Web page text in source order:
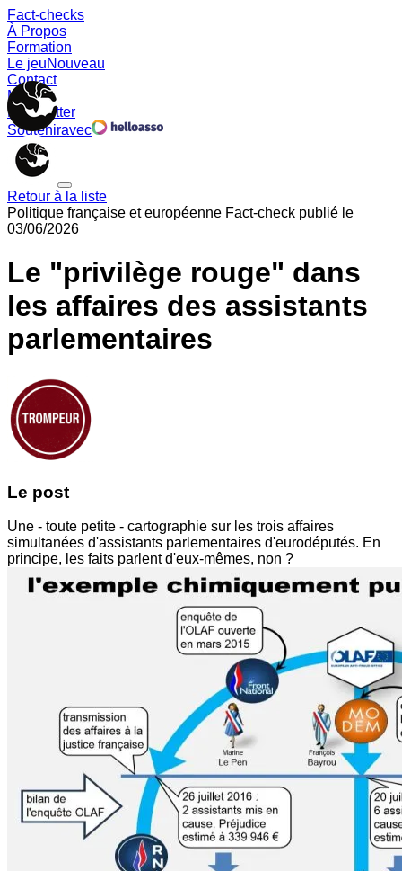
Fact-checks
À Propos
Formation
Le jeuNouveau
Contact
Memes
Newsletter
Souteniravec
Retour à la liste
Politique française et européenne Fact-check publié le
03/06/2026
Le "privilège rouge" dans
les affaires des assistants
parlementaires
Le post
Une - toute petite - cartographie sur les trois affaires
simultanées d'assistants parlementaires d'eurodéputés. En
principe, les faits parlent d'eux-mêmes, non ?